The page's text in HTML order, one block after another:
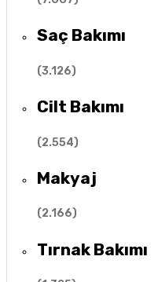
Saç Bakımı
(3.126)
Cilt Bakımı
(2.554)
Makyaj
(2.166)
Tırnak Bakımı